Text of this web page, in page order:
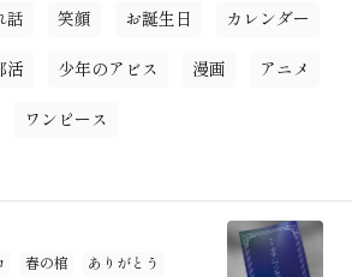
話 笑顔 お誕生日 カレンダー
活 少年のアビス 漫画 アニメ
ワンピース
春の棺
ありがとう